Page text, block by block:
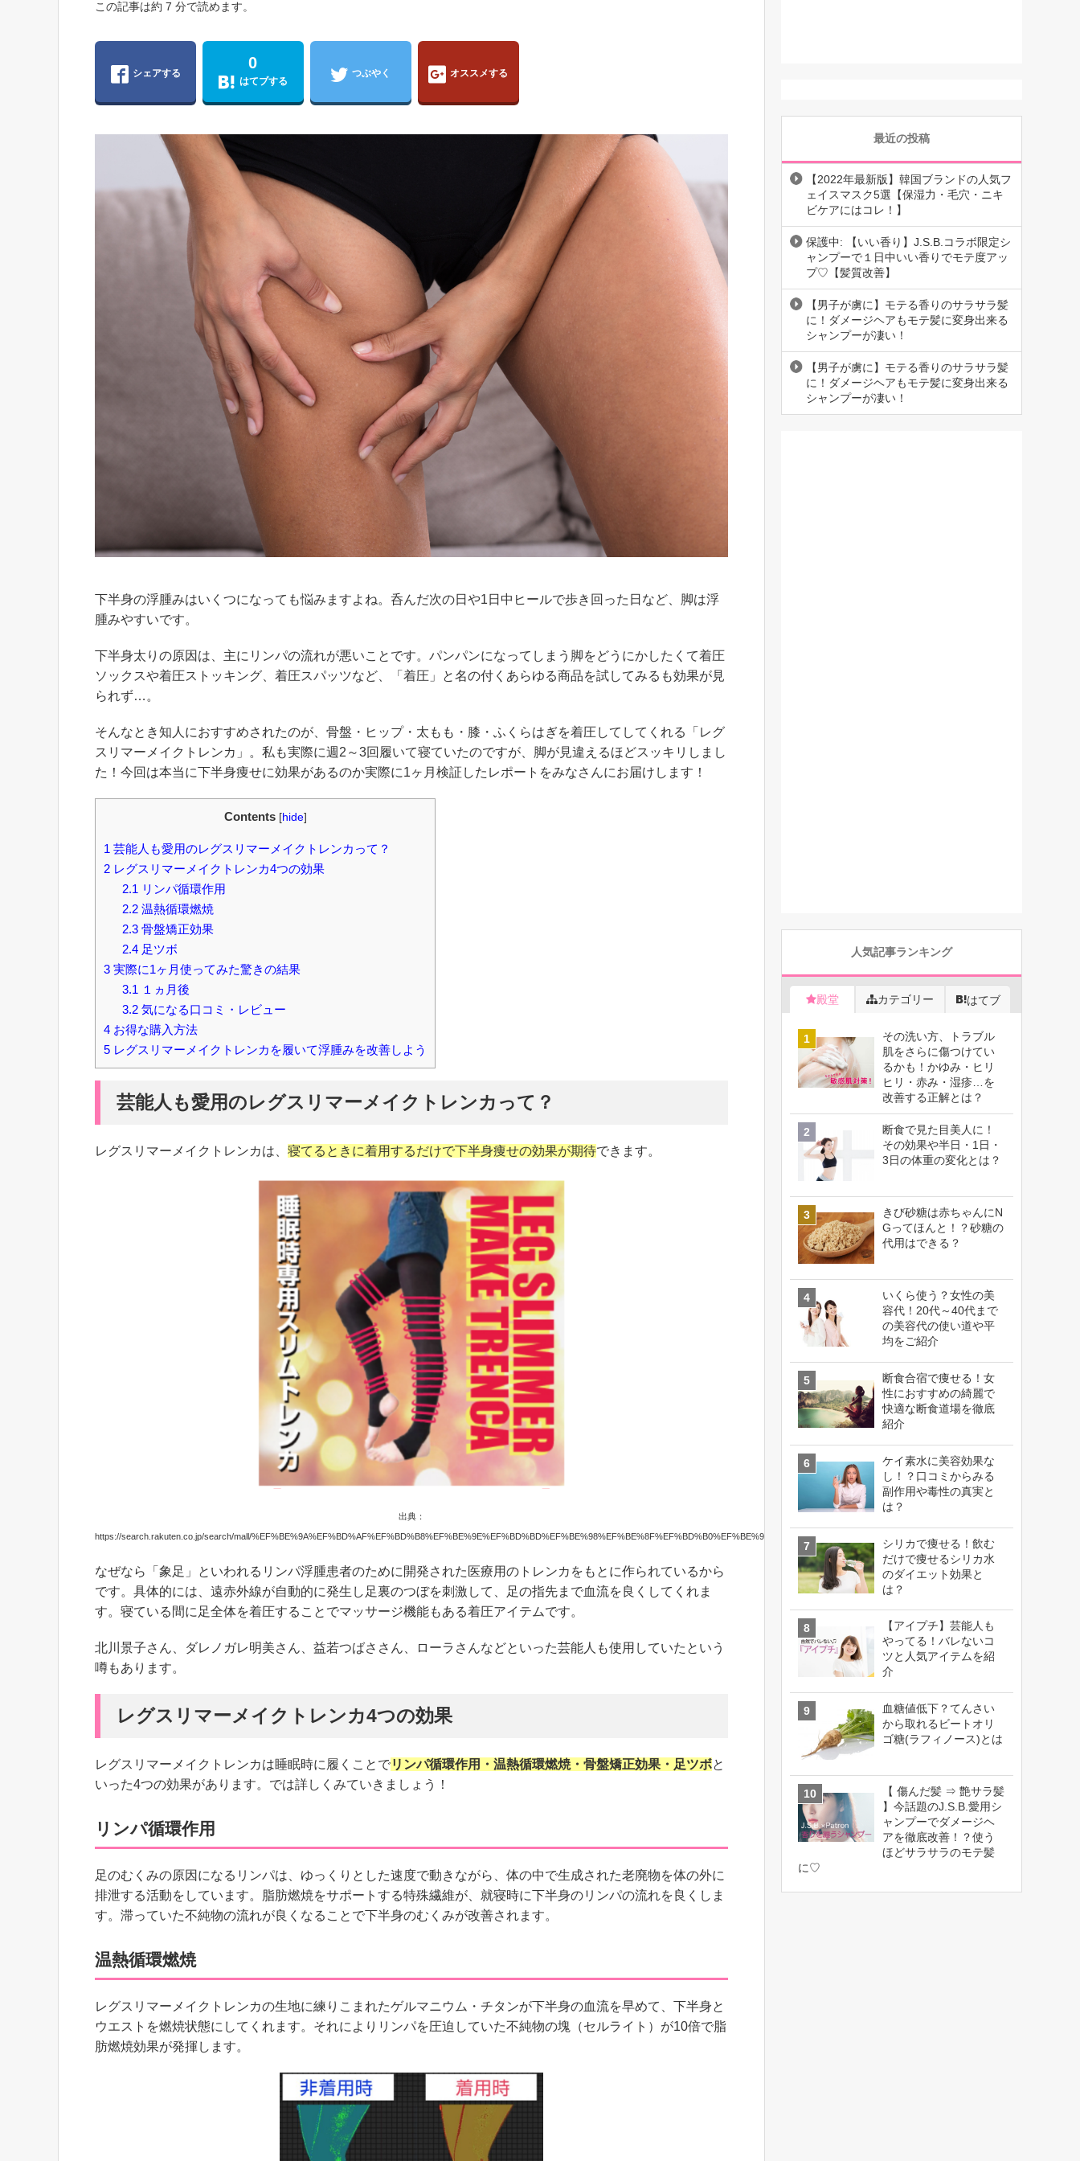
この記事は約 7 分で読めます。
シェアする
0
はてブする
つぶやく オススメする
下半身の浮腫みはいくつになっても悩みますよね。 呑んだ次の日や1日中ヒールで歩き回った日など、脚は浮
腫みやすいです。
下半身太りの原因は、主にリンパの流れが悪いことです。 パンパンになってしまう脚をどうにかしたくて着圧
ソックスや着圧ストッキング、着圧スパッツなど、「着圧」と名の付くあらゆる商品を試してみるも効果が見
られず…。
そんなとき知人におすすめされたのが、骨盤・ヒップ・太もも・膝・ふくらはぎを着圧してしてくれる「レグ
スリマーメイクトレンカ」。私も実際に週2～3回履いて寝ていたのですが、脚が見違えるほどスッキリしまし
た！ 今回は本当に下半身痩せに効果があるのか実際に1ヶ月検証したレポートをみなさんにお届けします！
Contents [hide]
1 芸能人も愛用のレグスリマーメイクトレンカって？
2 レグスリマーメイクトレンカ4つの効果
2.1 リンパ循環作用
2.2温熱循環燃焼
2.3骨盤矯正効果
2.4足ツボ
3 実際に1ヶ月使ってみた驚きの結果
3.1 １ヵ月後
3.2気になる口コミ・レビュー
4 お得な購入方法
5 レグスリマーメイクトレンカを履いて浮腫みを改善しよう
芸能人も愛用のレグスリマーメイクトレンカって？
レグスリマーメイクトレンカは、 寝てるときに着用するだけで下半身痩せの効果が期待できます。
出典：
https://search.rakuten.co.jp/search/mall/
なぜなら「象足」といわれるリンパ浮腫患者のために開発された医療用のトレンカをもとに作られているから
です。具体的には、遠赤外線が自動的に発生し足裏のつぼを刺激して、足の指先まで血流を良くしてくれま
す。寝ている間に足全体を着圧することでマッサージ機能もある着圧アイテムです。
北川景子さん、ダレノガレ明美さん、益若つばささん、ローラさんなどといった芸能人も使用していたという
噂もあります。
レグスリマーメイクトレンカ4つの効果
レグスリマーメイクトレンカは睡眠時に履くことでリンパ循環作用・温熱循環燃焼・骨盤矯正効果・足ツボと
いった4つの効果があります。では詳しくみていきましょう！
リンパ循環作用
足のむくみの原因になるリンパは、ゆっくりとした速度で動きながら、体の中で生成された老廃物を体の外に
排泄する活動をしています。
脂肪燃焼をサポートする特殊繊維が、就寝時に下半身のリンパの流れを良くしま
す。滞っていた不純物の流れが良くなることで下半身のむくみが改善されます。
温熱循環燃焼
レグスリマーメイクトレンカの生地に練りこまれたゲルマニウム・チタンが下半身の血流を早めて、下半身と
ウエストを燃焼状態にしてくれます。それによりリンパを圧迫していた不純物の塊（セルライト）が10倍で脂
肪燃焼効果が発揮します。
最近の投稿
【2022年最新版】韓国ブランドの人気フ
ェイスマスク5選【保湿力・毛穴・ニキ
ビケアにはコレ！】
保護中: 【いい香り】J.S.B.コラボ限定シ
ャンプーで１日中いい香りでモテ度アッ
プ♡【髪質改善】
【男子が虜に】モテる香りのサラサラ髪
に！ダメージヘアもモテ髪に変身出来る
シャンプーが凄い！
【男子が虜に】モテる香りのサラサラ髪
に！ダメージヘアもモテ髪に変身出来る
シャンプーが凄い！
人気記事ランキング
殿堂 カテゴリー はてブ
その洗い方、トラブル
肌をさらに傷つけてい
るかも！かゆみ・ヒリ
ヒリ・赤み・湿疹…を
改善する正解とは？
断食で見た目美人に！
その効果や半日・1日・
3日の体重の変化とは？
きび砂糖は赤ちゃんにN
Gってほんと！？砂糖の
代用はできる？
いくら使う？女性の美
容代！20代～40代まで
の美容代の使い道や平
均をご紹介
断食合宿で痩せる！女
性におすすめの綺麗で
快適な断食道場を徹底
紹介
ケイ素水に美容効果な
し！？口コミからみる
副作用や毒性の真実と
は？
シリカで痩せる！飲む
だけで痩せるシリカ水
のダイエット効果と
は？
【アイプチ】芸能人も
やってる！バレないコ
ツと人気アイテムを紹
介
血糖値低下？てんさい
から取れるビートオリ
ゴ糖(ラフィノース)とは
【 傷んだ髪 ⇒ 艶サラ髪
】今話題のJ.S.B.愛用シ
ャンプーでダメージヘ
アを徹底改善！？使う
ほどサラサラのモテ髪
に♡